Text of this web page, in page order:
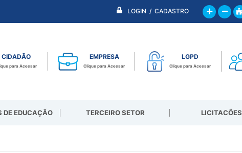
LOGIN / CADASTRO
CIDADÃO
para Acessar
EMPRESA
Clique para Acessar
LGPD
Clique para Acessar
DE EDUCAÇÃO TERCEIRO SETOR LICITACÕES